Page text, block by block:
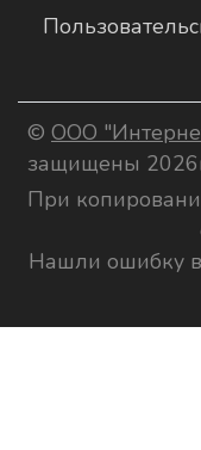
© ООО
защищены
При
Нашли ошибку в